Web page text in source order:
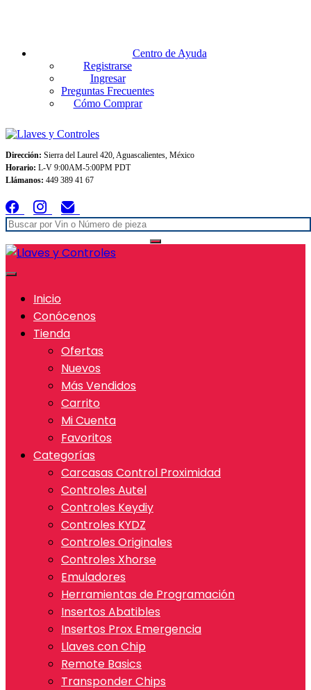
Centro de Ayuda
Registrarse
Ingresar
Preguntas Frecuentes
Cómo Comprar
Dirección: Sierra del Laurel 420, Aguascalientes, México
Horario: L-V 9:00AM-5:00PM PDT
Llámanos: 449 389 41 67
Inicio
Conócenos
Tienda
Ofertas
Nuevos
Más Vendidos
Carrito
Mi Cuenta
Favoritos
Categorías
Carcasas Control Proximidad
Controles Autel
Controles Keydiy
Controles KYDZ
Controles Originales
Controles Xhorse
Emuladores
Herramientas de Programación
Insertos Abatibles
Insertos Prox Emergencia
Llaves con Chip
Remote Basics
Transponder Chips